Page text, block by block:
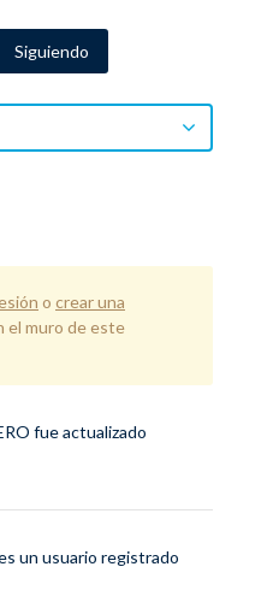
Siguiendo
o crear una
el muro de este
fue actualizado
un usuario registrado